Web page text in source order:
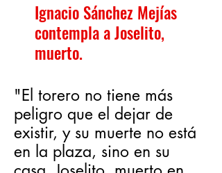
Ignacio Sánchez Mejías
contempla a Joselito,
muerto.
"El torero no tiene más
peligro que el dejar de
existir, y su muerte no está
en la plaza, sino en su